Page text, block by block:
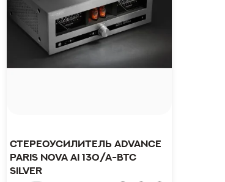
Стереоусилитель Advance
Paris Nova Ai 130/A-BTC
Silver